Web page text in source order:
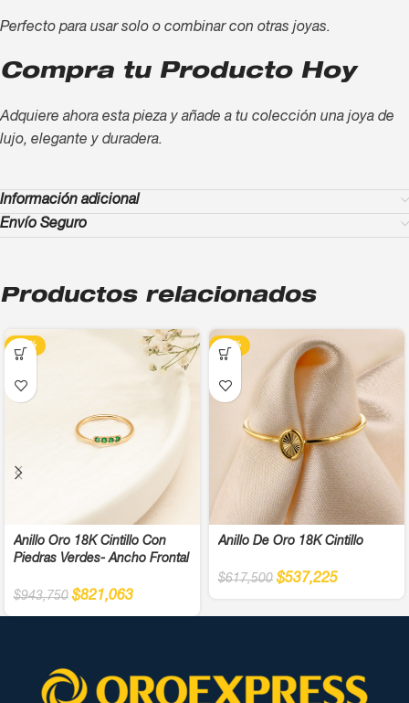
Perfecto para usar solo o combinar con otras joyas.
Compra tu Producto Hoy
Adquiere ahora esta pieza y añade a tu colección una joya de
lujo, elegante y duradera.
Información adicional
Envío Seguro
Productos relacionados
-13%
Anillo Oro 18K Cintillo Con
Piedras Verdes- Ancho Frontal
$943,750 $821,063
-13%
Anillo De Oro 18K Cintillo
$617,500 $537,225